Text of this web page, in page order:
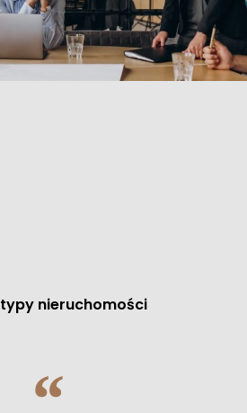
typy nieruchomości